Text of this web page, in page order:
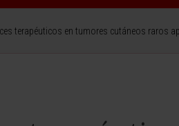
terapéuticos en tumores cutáneos raros